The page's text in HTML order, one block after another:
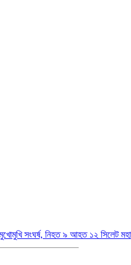
নিহত ৯ আহত ১২সিলেট মহানগর